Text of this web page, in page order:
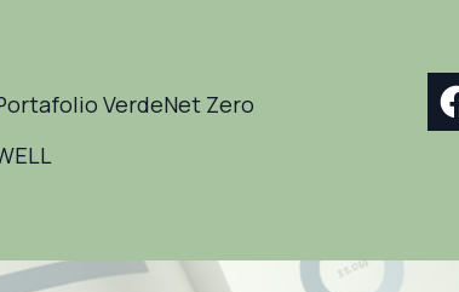
VerdeNet Zero